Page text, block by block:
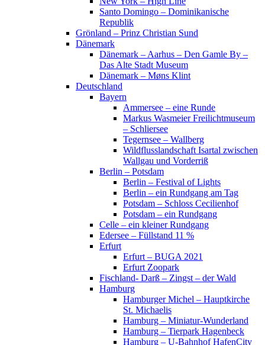
Santo Domingo – Dominikanische
Republik
Grönland – Prinz Christian Sund
Dänemark
Dänemark – Aarhus – Den Gamle By –
Das Alte Stadt Museum
Dänemark – Møns Klint
Deutschland
Bayern
Ammersee – eine Runde
Markus Wasmeier Freilichtmuseum
– Schliersee
Tegernsee – Wallberg
Wildflusslandschaft Isartal zwischen
Wallgau und Vorderriß
Berlin – Potsdam
Berlin – Festival of Lights
Berlin – ein Rundgang am Tag
Potsdam – Schloss Cecilienhof
Potsdam – ein Rundgang
Celle – ein kleiner Rundgang
Edersee – Füllstand 11 %
Erfurt
Erfurt – BUGA 2021
Erfurt Zoopark
Fischland- Darß – Zingst – der Wald
Hamburg
Hamburger Michel – Hauptkirche
St. Michaelis
Hamburg – Miniatur-Wunderland
Hamburg – Tierpark Hagenbeck
Hamburg – U-Bahnhof HafenCity